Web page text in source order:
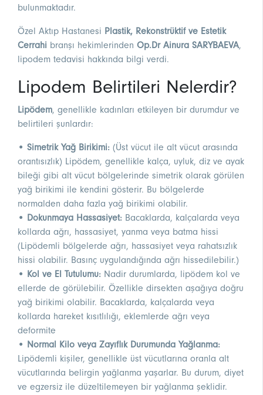
bulunmaktadır.
Özel Aktıp Hastanesi Plastik, Rekonstrüktif ve Estetik
Cerrahi branşı hekimlerinden Op.Dr Ainura SARYBAEVA,
lipodem tedavisi hakkında bilgi verdi.
Lipodem Belirtileri Nelerdir?
Lipödem, genellikle kadınları etkileyen bir durumdur ve
belirtileri şunlardır:
• Simetrik Yağ Birikimi: (Üst vücut ile alt vücut arasında
orantısızlık) Lipödem, genellikle kalça, uyluk, diz ve ayak
bileği gibi alt vücut bölgelerinde simetrik olarak görülen
yağ birikimi ile kendini gösterir. Bu bölgelerde
normalden daha fazla yağ birikimi olabilir.
• Dokunmaya Hassasiyet: Bacaklarda, kalçalarda veya
kollarda ağrı, hassasiyet, yanma veya batma hissi
(Lipödemli bölgelerde ağrı, hassasiyet veya rahatsızlık
hissi olabilir. Basınç uygulandığında ağrı hissedilebilir.)
• Kol ve El Tutulumu: Nadir durumlarda, lipödem kol ve
ellerde de görülebilir. Özellikle dirsekten aşağıya doğru
yağ birikimi olabilir. Bacaklarda, kalçalarda veya
kollarda hareket kısıtlılığı, eklemlerde ağrı veya
deformite
• Normal Kilo veya Zayıflık Durumunda Yağlanma:
Lipödemli kişiler, genellikle üst vücutlarına oranla alt
vücutlarında belirgin yağlanma yaşarlar. Bu durum, diyet
ve egzersiz ile düzeltilemeyen bir yağlanma şeklidir.